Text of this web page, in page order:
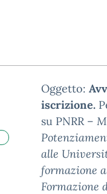
Oggetto:
iscrizione.
su PNRR –
alle
formazione
Formazione